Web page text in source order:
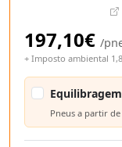
197,10€ /
+ Imposto ambiental
Pneus a partir de